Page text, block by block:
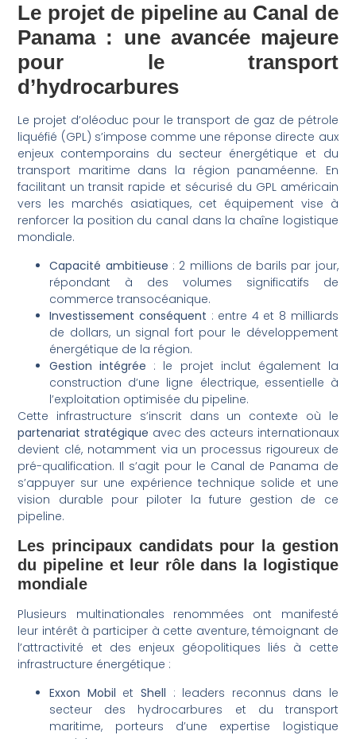
Le projet de pipeline au Canal de
Panama : une avancée majeure
pour le transport
d’hydrocarbures
Le projet d’oléoduc pour le transport de gaz de pétrole
liquéfié (GPL) s’impose comme une réponse directe aux
enjeux contemporains du secteur énergétique et du
transport maritime dans la région panaméenne. En
facilitant un transit rapide et sécurisé du GPL américain
vers les marchés asiatiques, cet équipement vise à
renforcer la position du canal dans la chaîne logistique
mondiale.
Capacité ambitieuse : 2 millions de barils par jour,
répondant à des volumes significatifs de
commerce transocéanique.
Investissement conséquent : entre 4 et 8 milliards
de dollars, un signal fort pour le développement
énergétique de la région.
Gestion intégrée : le projet inclut également la
construction d’une ligne électrique, essentielle à
l’exploitation optimisée du pipeline.
Cette infrastructure s’inscrit dans un contexte où le
partenariat stratégique avec des acteurs internationaux
devient clé, notamment via un processus rigoureux de
pré-qualification. Il s’agit pour le Canal de Panama de
s’appuyer sur une expérience technique solide et une
vision durable pour piloter la future gestion de ce
pipeline.
Les principaux candidats pour la gestion
du pipeline et leur rôle dans la logistique
mondiale
Plusieurs multinationales renommées ont manifesté
leur intérêt à participer à cette aventure, témoignant de
l’attractivité et des enjeux géopolitiques liés à cette
infrastructure énergétique :
Exxon Mobil et Shell : leaders reconnus dans le
secteur des hydrocarbures et du transport
maritime, porteurs d’une expertise logistique